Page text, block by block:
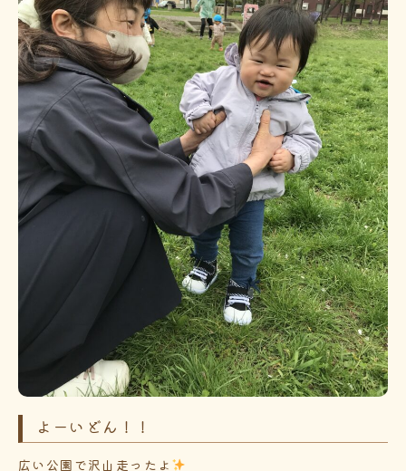
よーいどん！！
広い公園で沢山走ったよ